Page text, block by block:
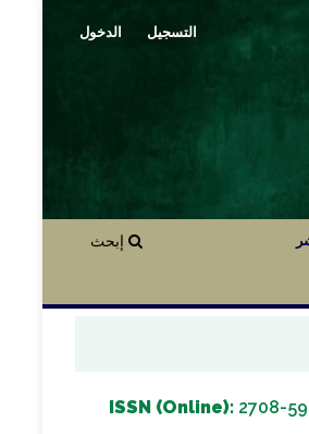
إبحث
التسجيل الدخول
ISSN (Online):2708-